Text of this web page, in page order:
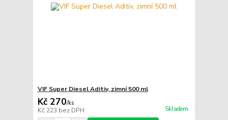
VIF Super Diesel Aditiv, zimní 500 ml
Kč 270/ks
Kč 223 bez DPH Skladem